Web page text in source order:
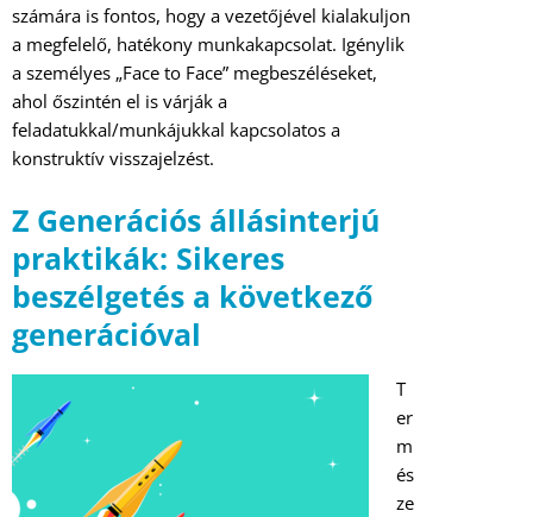
számára is fontos, hogy a vezetőjével kialakuljon
a megfelelő, hatékony munkakapcsolat. Igénylik
a személyes „Face to Face” megbeszéléseket,
ahol őszintén el is várják a
feladatukkal/munkájukkal kapcsolatos a
konstruktív visszajelzést.
Z Generációs állásinterjú
praktikák: Sikeres
beszélgetés a következő
generációval
T
er
m
és
ze